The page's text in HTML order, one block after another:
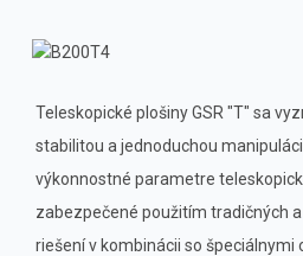
Teleskopické plošiny GSR "T" sa
stabilitou a jednoduchou
výkonnostné parametre
zabezpečené použitím tradičných
riešení v kombinácii so špeciálnymi